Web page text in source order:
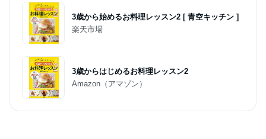
3歳から始めるお料理レッスン2 [ 青空キッチン ]
楽天市場
3歳からはじめるお料理レッスン2
Amazon（アマゾン）